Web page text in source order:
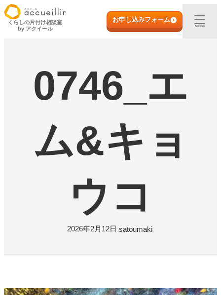
内
容
初めての方へ
宅配買取
店頭買取
ご利用実例
店舗一覧
よくある質問
受付時間9:00〜18:00（年中無休※年末年始は除く）
くらしの片付け相談室
by アクイール
お申し込みフォーム
MENU
0746_エ
ム&キョ
ウコ
2026年2月12日 satoumaki